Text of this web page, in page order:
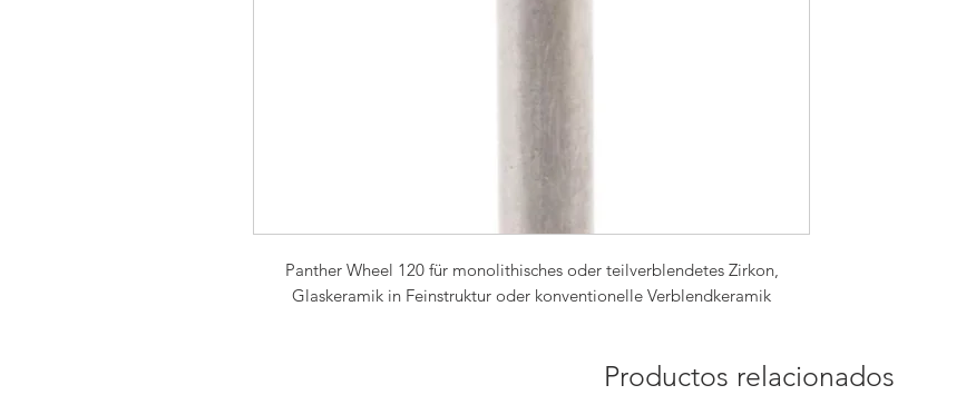
Panther Wheel 120 für monolithisches oder teilverblendetes Zirkon,
Glaskeramik in Feinstruktur oder konventionelle Verblendkeramik
Productos relacionados